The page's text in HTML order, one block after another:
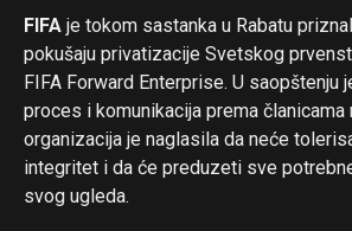
FIFA je tokom sastanka u Rabatu
pokušaju privatizacije Svetskog
FIFA Forward Enterprise. U saopštenju
proces i komunikacija prema
organizacija je naglasila da neće
integritet i da će preduzeti sve
svog ugleda.